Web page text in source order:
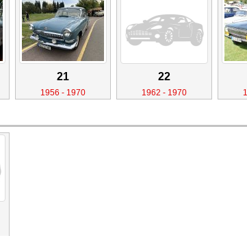
21
1956 - 1970
22
1962 - 1970